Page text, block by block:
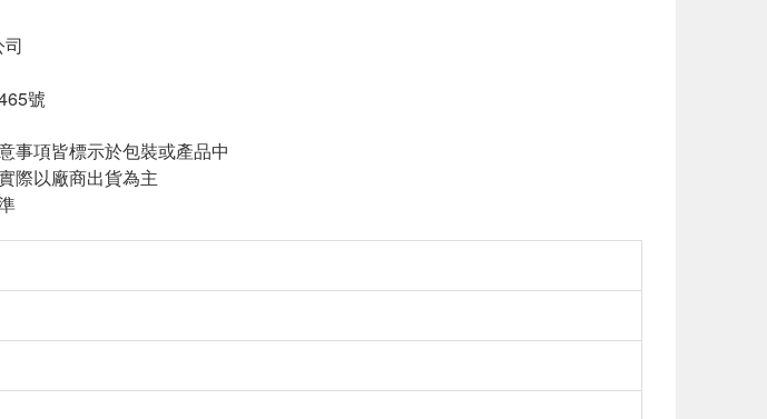
號
事項皆標示於包裝或產品中
際以廠商出貨為主